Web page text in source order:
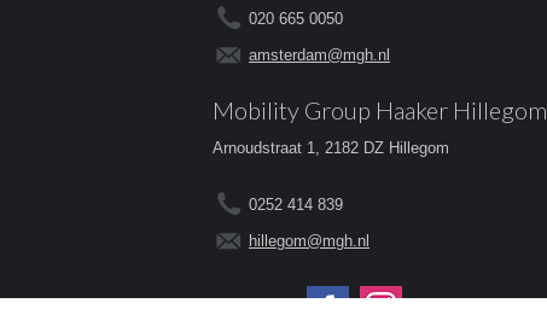
020 665 0050
amsterdam@mgh.nl
Mobility Group Haaker Hillegom
Arnoudstraat 1, 2182 DZ Hillegom
0252 414 839
hillegom@mgh.nl
Volg ons op: